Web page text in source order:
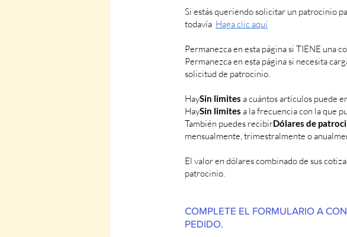
Si estás queriendo solicitar un patrocinio
todavía Haga clic aquí
Permanezca en esta página si TIENE una
Permanezca en esta página si necesita
solicitud de patrocinio.
HaySin limites a cuántos artículos puede
HaySin limites a la frecuencia con la que
También puedes recibirDólares de
mensualmente, trimestralmente o
El valor en dólares combinado de sus
patrocinio.
COMPLETE EL FORMULARIO A
PEDIDO.